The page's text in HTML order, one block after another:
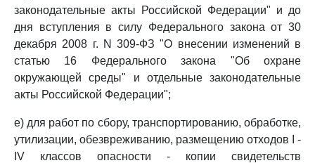
законодательные акты Российской Федерации" и до
дня вступления в силу Федерального закона от 30
декабря 2008 г. N 309-ФЗ "О внесении изменений в
статью 16 Федерального закона "Об охране
окружающей среды" и отдельные законодательные
акты Российской Федерации";
е) для работ по сбору, транспортированию, обработке,
утилизации, обезвреживанию, размещению отходов I -
IV классов опасности - копии свидетельств